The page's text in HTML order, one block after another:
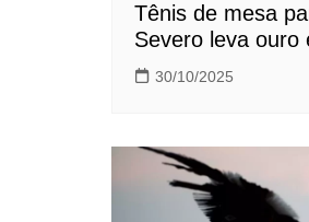
Tênis de mesa
Severo leva ouro
30/10/2025